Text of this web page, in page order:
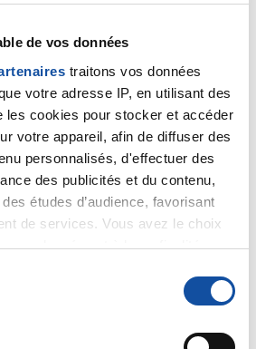
de vos données
traitons vos données
votre adresse IP, en utilisant des
les cookies pour stocker et accéder
votre appareil, afin de diffuser des
personnalisés, d'effectuer des
des publicités et du contenu,
études d’audience, favorisant
de services. Vous avez le choix
vos données et à leurs finalités.
la Déclaration relative aux
sur l'icône de confidentialité.
2021 - 20:43
subir votre papa,je pense qu'il
une bonne phase de repos et
c'est quand même
aura besoin de tout votre soutien